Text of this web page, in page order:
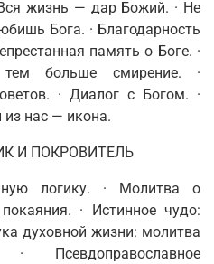
жизнь — дар Божий. · Не
Бога. · Благодарность
память о Боге. ·
больше смирение. ·
· Диалог с Богом. ·
нас — икона.
И ПОКРОВИТЕЛЬ
логику. · Молитва о
· Истинное чудо:
духовной жизни: молитва
Псевдоправославное